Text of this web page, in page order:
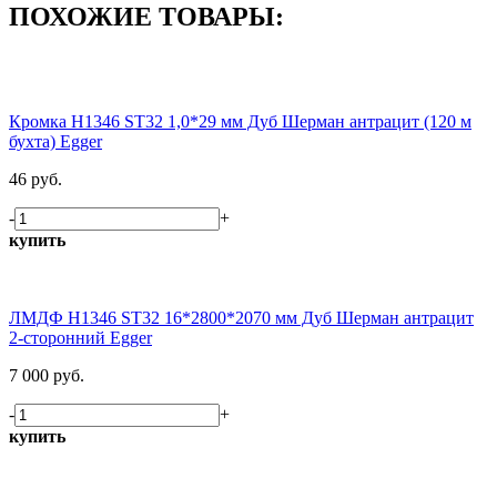
ПОХОЖИЕ ТОВАРЫ:
Кромка H1346 ST32 1,0*29 мм Дуб Шерман антрацит (120 м
бухта) Egger
46 руб.
-
+
купить
ЛМДФ H1346 ST32 16*2800*2070 мм Дуб Шерман антрацит
2-сторонний Egger
7 000 руб.
-
+
купить